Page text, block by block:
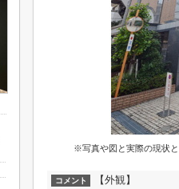
※写真や図と実際の現状
コメント 【外観】